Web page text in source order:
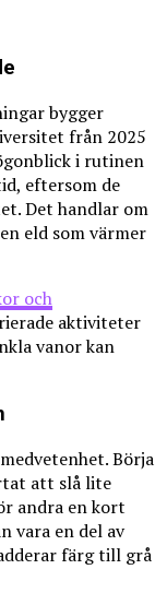
bygger
från 2025
i rutinen
eftersom de
Det handlar om
eld som värmer
och
aktiviteter
vanor kan
Börja
att slå lite
andra en kort
vara en del av
färg till grå